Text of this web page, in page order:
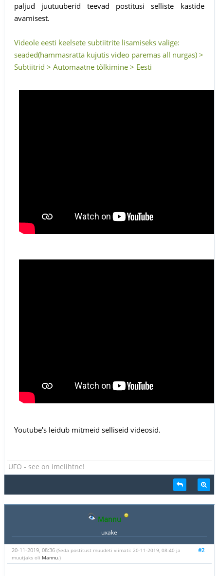
paljud juutuuberid teevad postitusi selliste kastide
avamisest.
Videole eesti keelsete subtiitrite lisamiseks valige:
seaded(hammasratta kujutis video paremas all nurgas) >
Subtiitrid > Automaatne tõlkimine > Eesti
Youtube's leidub mitmeid selliseid videosid.
UFO - see on imelihtne!
Mannu
uxake
#2
20-11-2019, 08:36 (Seda postitust muudeti viimati: 20-11-2019, 08:40 ja
muutjaks oli Mannu.)